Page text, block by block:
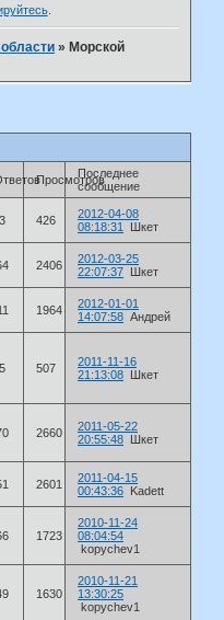
.
» Морской
ПросмотровПоследнее
сообщение
3 426
2012-04-08
08:18:31
Шкет
2406
2012-03-25
22:07:37 Шкет
1964
2012-01-01
14:07:58 Андрей
5 507
2011-11-16
21:13:08 Шкет
2660
2011-05-22
20:55:48 Шкет
2601
2011-04-15
00:43:36 Kadett
1723
2010-11-24
08:04:54
kopychev1
1630
2010-11-21
13:30:25
kopychev1